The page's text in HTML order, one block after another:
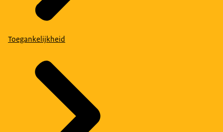
Toegankelijkheid